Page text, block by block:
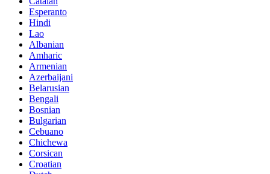
Esperanto
Hindi
Lao
Albanian
Amharic
Armenian
Azerbaijani
Belarusian
Bengali
Bosnian
Bulgarian
Cebuano
Chichewa
Corsican
Croatian